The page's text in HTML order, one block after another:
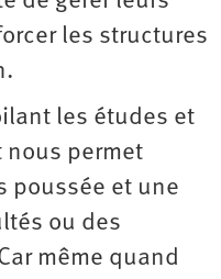
les structures
les études et
nous permet
poussée et une
ou des
même quand